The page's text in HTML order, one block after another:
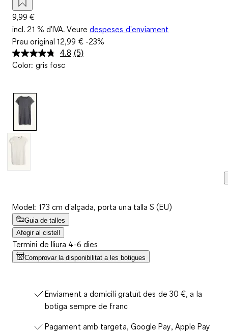
9,99 €
incl. 21 % d'IVA. Veure despeses d'enviament
Preu original12,99 €-23%
4.8 Llegeix
(5)
Color: gris fosc
Model: 173 cm d'alçada, porta una talla S (EU)
Guia de talles
Afegir al cistell
Termini de lliura 4-6 dies
Comprovar la disponibilitat a les botigues
Enviament a domicili gratuït des de 30 €, a la
botiga sempre de franc
Pagament amb targeta, Google Pay, Apple Pay